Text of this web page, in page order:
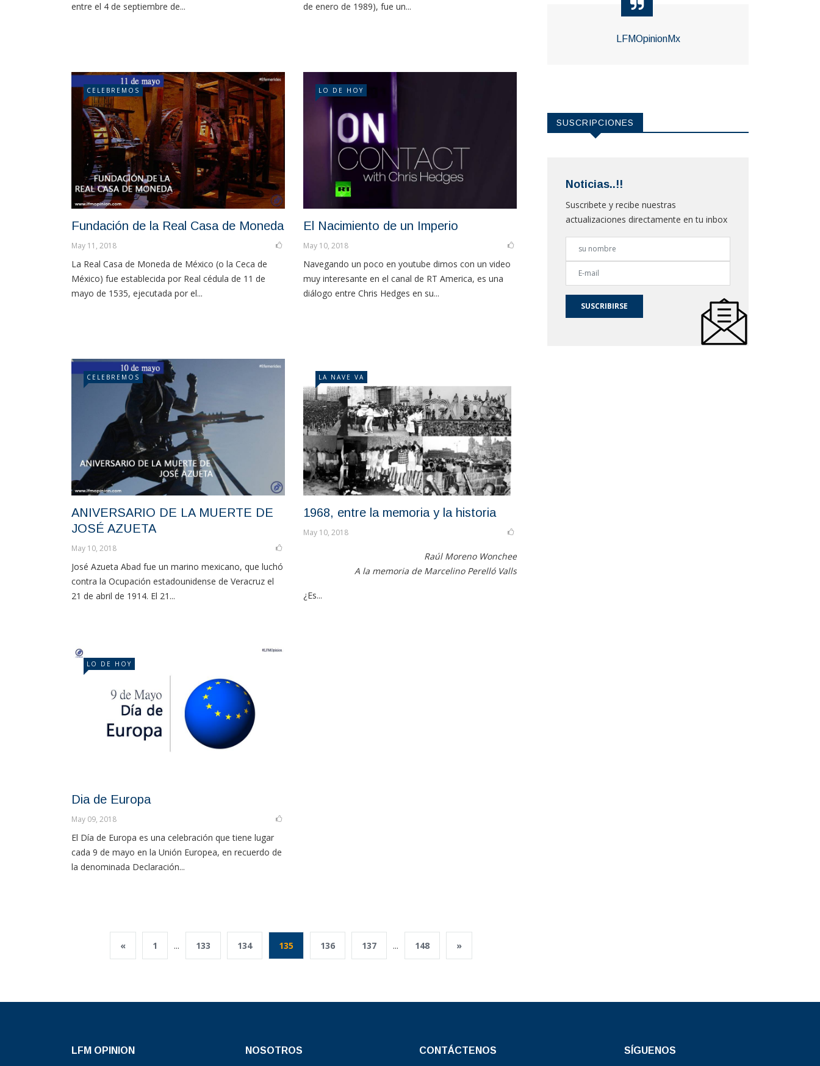
entre el 4 de septiembre de...
de enero de 1989), fue un...
CELEBREMOS
Fundación de la Real Casa de Moneda
May 11, 2018
La Real Casa de Moneda de México (o la Ceca de
México) fue establecida por Real cédula de 11 de
mayo de 1535, ejecutada por el...
LO DE HOY
El Nacimiento de un Imperio
May 10, 2018
Navegando un poco en youtube dimos con un video
muy interesante en el canal de RT America, es una
diálogo entre Chris Hedges en su...
CELEBREMOS
ANIVERSARIO DE LA MUERTE DE
JOSÉ AZUETA
May 10, 2018
José Azueta Abad fue un marino mexicano, que luchó
contra la Ocupación estadounidense de Veracruz el
21 de abril de 1914. El 21...
LA NAVE VA
1968, entre la memoria y la historia
May 10, 2018
Raúl Moreno Wonchee
A la memoria de Marcelino Perelló Valls
¿Es...
LO DE HOY
Dia de Europa
May 09, 2018
El Día de Europa es una celebración que tiene lugar
cada 9 de mayo en la Unión Europea, en recuerdo de
la denominada Declaración...
« 1 ... 133 134 135 136 137 ... 148 »
LFMOpinionMx
SUSCRIPCIONES
Noticias..!!
Suscribete y recibe nuestras
actualizaciones directamente en tu inbox
SUSCRIBIRSE
LFM OPINION NOSOTROS CONTÁCTENOS SÍGUENOS